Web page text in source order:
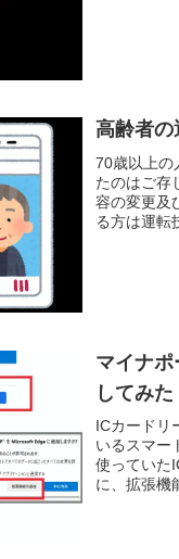
高齢者
70歳以上の
たのはご存
容の変更及
る方は運転
マイナ
してみた
ICカードリ
いるスマー
使っていた
に、拡張機